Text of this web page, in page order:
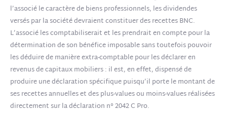
l’associé le caractère de biens professionnels, les dividendes
versés par la société devraient constituer des recettes BNC.
L’associé les comptabiliserait et les prendrait en compte pour la
détermination de son bénéfice imposable sans toutefois pouvoir
les déduire de manière extra-comptable pour les déclarer en
revenus de capitaux mobiliers : il est, en effet, dispensé de
produire une déclaration spécifique puisqu’il porte le montant de
ses recettes annuelles et des plus-values ou moins-values réalisées
directement sur la déclaration n° 2042 C Pro.